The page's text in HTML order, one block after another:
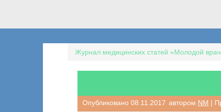
Журнал медицинских статей «Молодой
Опубликовано 08.11.2017 автором NM |